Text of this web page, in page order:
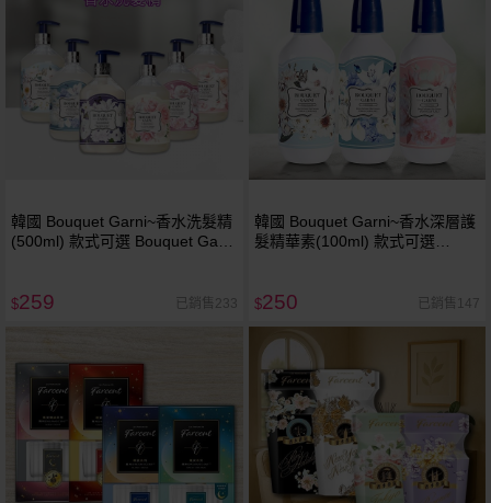
韓國 Bouquet Garni~香水洗髮精
(500ml) 款式可選 Bouquet Garni
$259 已銷售233
韓國 Bouquet Garni~香水深層護
髮精華素(100ml) 款式可選
$250 已銷售147